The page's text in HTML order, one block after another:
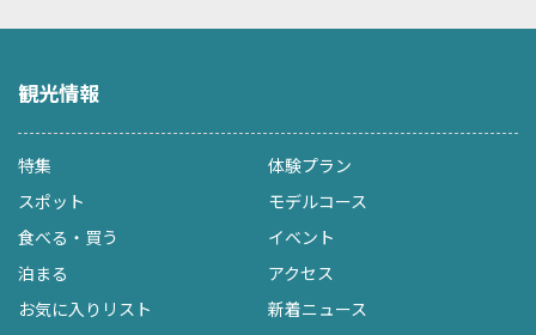
観光情報
特集
体験プラン
スポット
モデルコース
食べる・買う
イベント
泊まる
アクセス
お気に入りリスト
新着ニュース